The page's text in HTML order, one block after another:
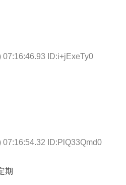
07:16:46.93 ID:i+jExeTy0
07:16:54.32 ID:PlQ33Qmd0
期